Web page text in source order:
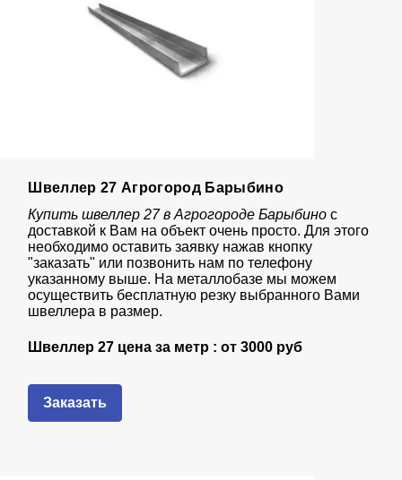
Швеллер 27 Агрогород Барыбино
Купить швеллер 27 в Агрогороде Барыбинос
доставкой к Вам на объект очень просто. Для этого
необходимо оставить заявку нажав кнопку
"заказать" или позвонить нам по телефону
указанному выше. На металлобазе мы можем
осуществить бесплатную резку выбранного Вами
швеллера в размер.
Швеллер 27 цена за метр : от3000 руб
Заказать